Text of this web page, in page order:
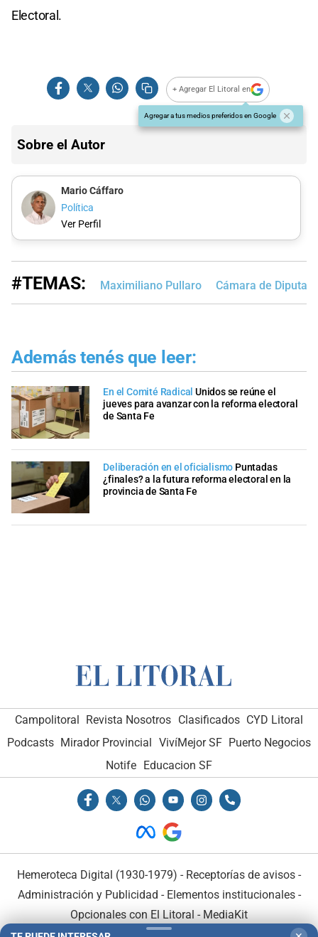
Electoral.
+ Agregar El Litoral en
Agregar a tus medios preferidos en Google
Sobre el Autor
Mario Cáffaro
Política
Ver Perfil
#TEMAS: Maximiliano Pullaro Cámara de
Además tenés que leer:
En el Comité Radical Unidos se reúne el
jueves para avanzar con la reforma electoral
de Santa Fe
Deliberación en el oficialismo Puntadas
¿finales? a la futura reforma electoral en la
provincia de Santa Fe
Campolitoral Revista Nosotros Clasificados CYD Litoral
Podcasts Mirador Provincial VivíMejor SF Puerto Negocios
Notife Educacion SF
Hemeroteca Digital (1930-1979) - Receptorías de avisos -
Administración y Publicidad - Elementos institucionales-
Opcionales con El Litoral - MediaKit